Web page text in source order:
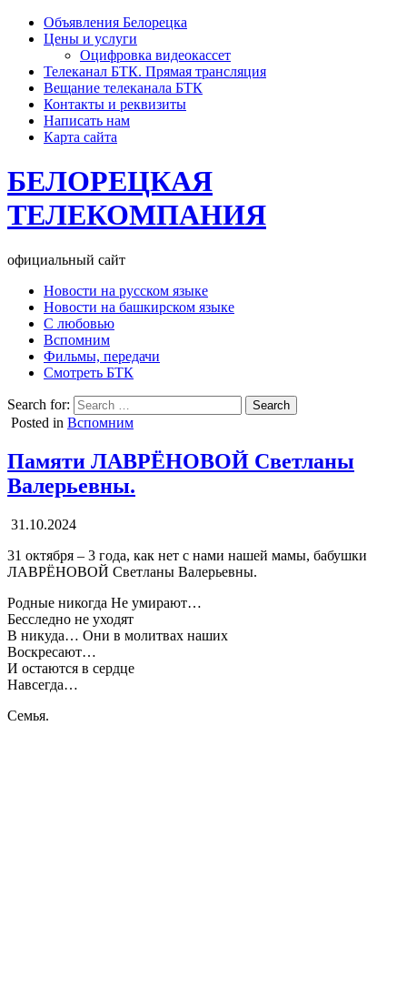
Объявления Белорецка
Цены и услуги
Оцифровка видеокассет
Телеканал БТК. Прямая трансляция
Вещание телеканала БТК
Контакты и реквизиты
Написать нам
Карта сайта
БЕЛОРЕЦКАЯ
ТЕЛЕКОМПАНИЯ
официальный сайт
Новости на русском языке
Новости на башкирском языке
С любовью
Вспомним
Фильмы, передачи
Смотреть БТК
Search for:
Posted in Вспомним
Памяти ЛАВРЁНОВОЙ Светланы
Валерьевны.
31.10.2024
31 октября – 3 года, как нет с нами нашей мамы, бабушки
ЛАВРЁНОВОЙ Светланы Валерьевны.
Родные никогда Не умирают…
Бесследно не уходят
В никуда… Они в молитвах наших
Воскресают…
И остаются в сердце
Навсегда…
Семья.